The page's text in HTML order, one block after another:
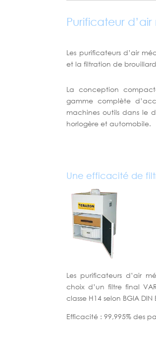
Purificateur d’air
Les purificateurs d’air
et la filtration de
La conception
gamme complète
machines outils dans le
horlogère et automobile.
Une efficacité de
Les purificateurs d’air
choix d’un filtre final
classe H14 selon BGIA DIN
Efficacité : 99,995% des